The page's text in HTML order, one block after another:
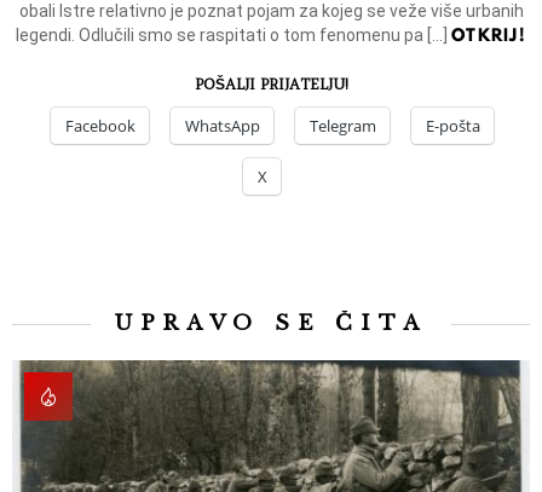
obali Istre relativno je poznat pojam za kojeg se veže više urbanih
legendi. Odlučili smo se raspitati o tom fenomenu pa […] OTKRIJ!
POŠALJI PRIJATELJU!
Facebook WhatsApp Telegram E-pošta
X
UPRAVO SE ČITA